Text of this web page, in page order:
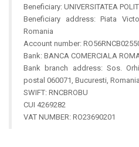
Beneficiary: UNIVERSITATEA
Beneficiary address: Piata
Romania
Account number:
Bank: BANCA COMERCIALA
Bank branch address: Sos.
postal 060071, Bucuresti, Romania
SWIFT: RNCBROBU
CUI 4269282
VAT NUMBER: RO23690201